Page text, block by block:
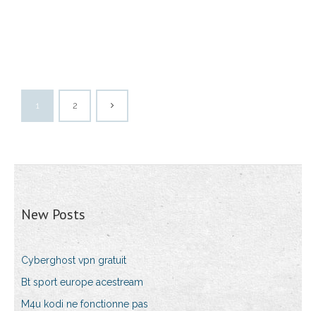
1 2
New Posts
Cyberghost vpn gratuit
Bt sport europe acestream
M4u kodi ne fonctionne pas